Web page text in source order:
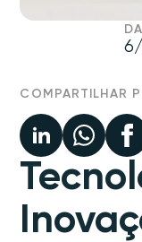
COMPARTILHAR